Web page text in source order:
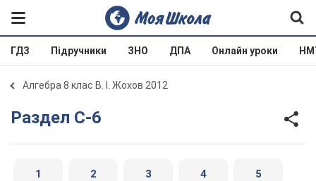
ГДЗ Підручники ЗНО ДПА Онлайн уроки
Алгебра 8 клас В. І. Жохов 2012
Раздел C-6
1 2 3 4 5